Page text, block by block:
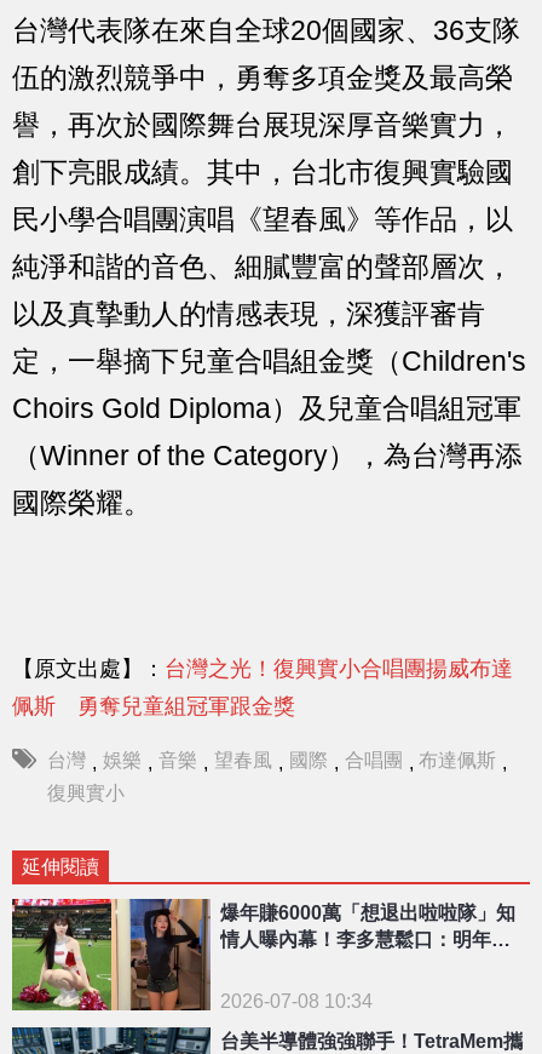
台灣代表隊在來自全球20個國家、36支隊
伍的激烈競爭中，勇奪多項金獎及最高榮
譽，再次於國際舞台展現深厚音樂實力，
創下亮眼成績。其中，台北市復興實驗國
民小學合唱團演唱《望春風》等作品，以
純淨和諧的音色、細膩豐富的聲部層次，
以及真摯動人的情感表現，深獲評審肯
定，一舉摘下兒童合唱組金獎（Children's
Choirs Gold Diploma）及兒童合唱組冠軍
（Winner of the Category），為台灣再添
國際榮耀。
【原文出處】： 台灣之光！復興實小合唱團揚威布達
佩斯 勇奪兒童組冠軍跟金獎
台灣 , 娛樂 , 音樂 , 望春風 , 國際 , 合唱團 , 布達佩斯 ,
復興實小
延伸閱讀
爆年賺6000萬「想退出啦啦隊」知
情人曝內幕！李多慧鬆口：明年的
2026-07-08 10:34
台美半導體強強聯手！TetraMem攜